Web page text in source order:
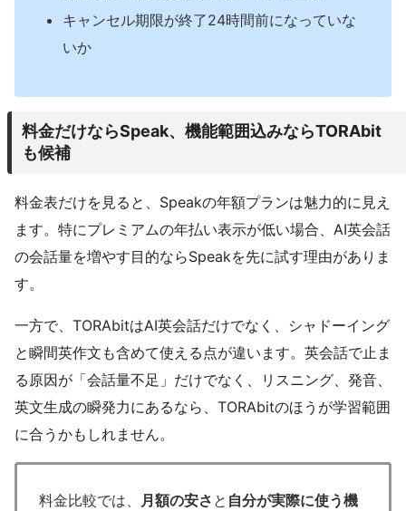
キャンセル期限が終了24時間前になっていな
いか
料金だけならSpeak、機能範囲込みならTORAbit
も候補
料金表だけを見ると、Speakの年額プランは魅力的に見え
ます。特にプレミアムの年払い表示が低い場合、AI英会話
の会話量を増やす目的ならSpeakを先に試す理由がありま
す。
一方で、TORAbitはAI英会話だけでなく、シャドーイング
と瞬間英作文も含めて使える点が違います。英会話で止ま
る原因が「会話量不足」だけでなく、リスニング、発音、
英文生成の瞬発力にあるなら、TORAbitのほうが学習範囲
に合うかもしれません。
料金比較では、 月額の安さ と 自分が実際に使う機